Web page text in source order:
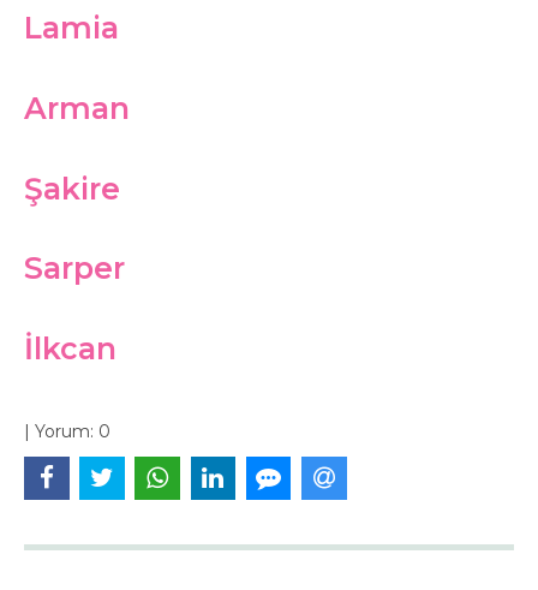
Lamia
Arman
Şakire
Sarper
İlkcan
| Yorum: 0